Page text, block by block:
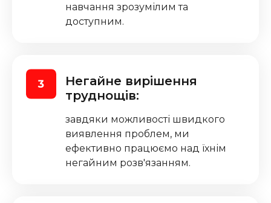
навчання зрозумілим та
доступним.
Негайне вирішення
труднощів:
завдяки можливості швидкого
виявлення проблем, ми
ефективно працюємо над їхнім
негайним розв'язанням.